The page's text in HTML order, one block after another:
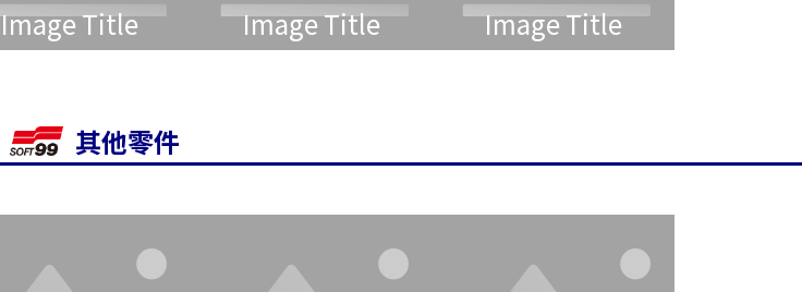
Image Title Image Title Image Title
其他零件